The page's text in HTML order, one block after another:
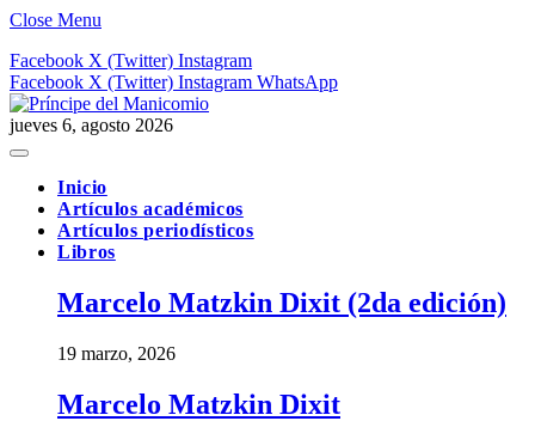
Close Menu
Facebook X (Twitter) Instagram
Facebook X (Twitter) Instagram WhatsApp
jueves 6, agosto 2026
Inicio
Artículos académicos
Artículos periodísticos
Libros
Marcelo Matzkin Dixit (2da edición)
19 marzo, 2026
Marcelo Matzkin Dixit